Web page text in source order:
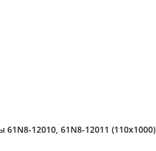
61N8-12010, 61N8-12011 (110x1000)